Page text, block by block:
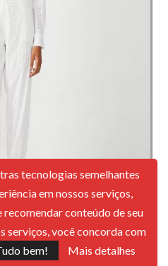
tecnologias semelhantes
em nossos serviços,
conteúdo de seu
serviços, você concorda com
bem! Mais detalhes